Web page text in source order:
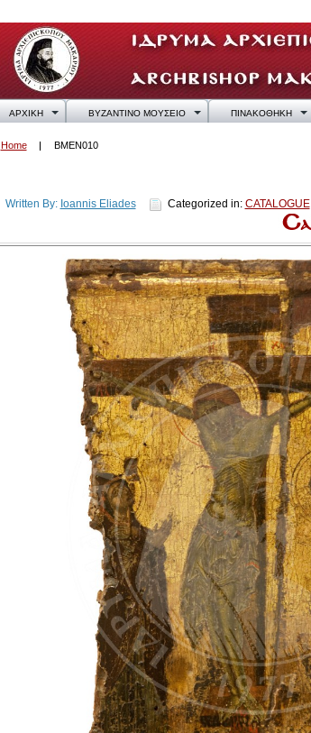
ΑΡΧΙΚΗ ΒΥΖΑΝΤΙΝΟ ΜΟΥΣΕΙΟ ΠΙΝΑΚΟΘΗΚΗ
Home BMEN010
Written By: Ioannis Eliades Categorized in: CATALOGUE